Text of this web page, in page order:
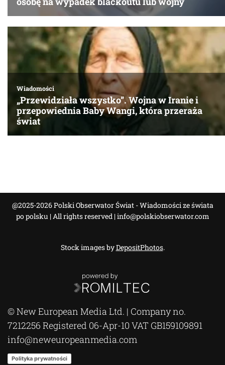
@2025-2026 Polski Obserwator Świat - Wiadomości ze świata
po polsku | All rights reserved | info@polskiobserwator.com
Stock images byDepositPhotos.
© New European Media Ltd. | Company no.
7212256 Registered 06-Apr-10 VAT GB159109891
info@neweuropeanmedia.com
Polityka prywatności